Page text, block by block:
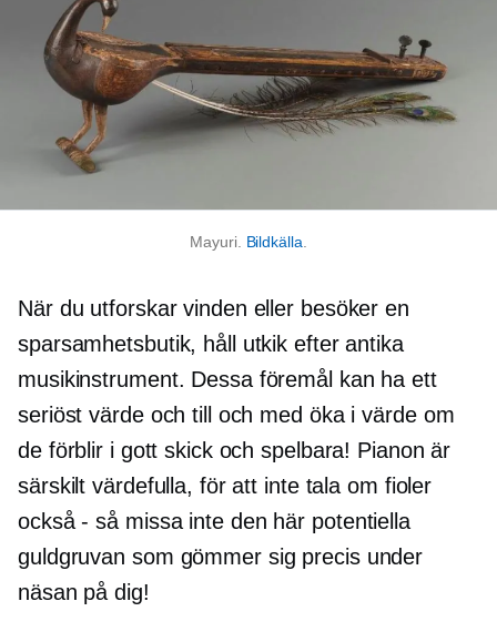
Mayuri. Bildkälla.
När du utforskar vinden eller besöker en
sparsamhetsbutik, håll utkik efter antika
musikinstrument. Dessa föremål kan ha ett
seriöst värde och till och med öka i värde om
de förblir i gott skick och spelbara! Pianon är
särskilt värdefulla, för att inte tala om fioler
också - så missa inte den här potentiella
guldgruvan som gömmer sig precis under
näsan på dig!